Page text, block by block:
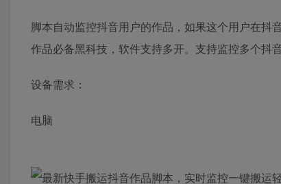
脚本自动监控抖音用户的作品，如果这个用户在抖
作品必备黑科技，软件支持多开。支持监控多个抖
设备需求：
电脑